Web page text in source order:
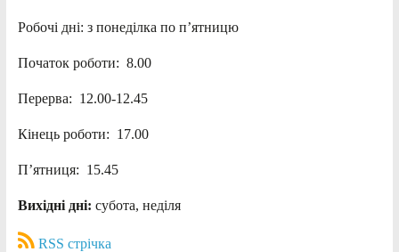
Робочі дні: з понеділка по п’ятницю
Початок роботи: 8.00
Перерва: 12.00-12.45
Кінець роботи: 17.00
П’ятниця: 15.45
Вихідні дні: субота, неділя
RSS стрічка